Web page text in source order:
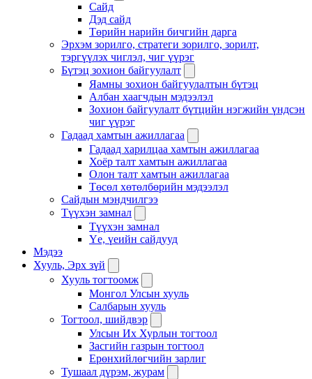
Сайд
Дэд сайд
Төрийн нарийн бичгийн дарга
Эрхэм зорилго, стратеги зорилго, зорилт,
тэргүүлэх чиглэл, чиг үүрэг
Бүтэц зохион байгуулалт
Яамны зохион байгуулалтын бүтэц
Албан хаагчдын мэдээлэл
Зохион байгуулалт бүтцийн нэгжийн үндсэн
чиг үүрэг
Гадаад хамтын ажиллагаа
Гадаад харилцаа хамтын ажиллагаа
Хоёр талт хамтын ажиллагаа
Олон талт хамтын ажиллагаа
Төсөл хөтөлбөрийн мэдээлэл
Сайдын мэндчилгээ
Түүхэн замнал
Түүхэн замнал
Үе, үеийн сайдууд
Мэдээ
Хууль, Эрх зүй
Хууль тогтоомж
Монгол Улсын хууль
Салбарын хууль
Тогтоол, шийдвэр
Улсын Их Хурлын тогтоол
Засгийн газрын тогтоол
Ерөнхийлөгчийн зарлиг
Тушаал дүрэм, журам